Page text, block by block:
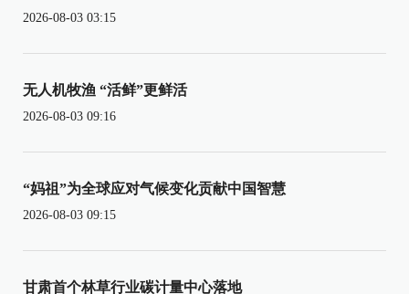
2026-08-03 03:15
无人机牧渔 “活鲜”更鲜活
2026-08-03 09:16
“妈祖”为全球应对气候变化贡献中国智慧
2026-08-03 09:15
甘肃首个林草行业碳计量中心落地